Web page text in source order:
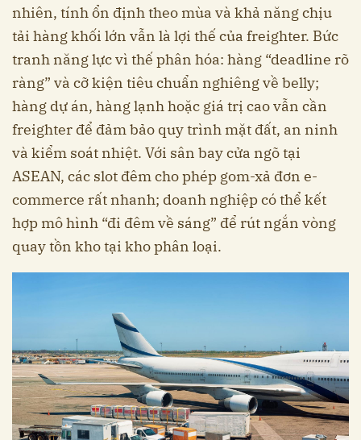
nhiên, tính ổn định theo mùa và khả năng chịu
tải hàng khối lớn vẫn là lợi thế của freighter. Bức
tranh năng lực vì thế phân hóa: hàng “deadline rõ
ràng” và cỡ kiện tiêu chuẩn nghiêng về belly;
hàng dự án, hàng lạnh hoặc giá trị cao vẫn cần
freighter để đảm bảo quy trình mặt đất, an ninh
và kiểm soát nhiệt. Với sân bay cửa ngõ tại
ASEAN, các slot đêm cho phép gom-xả đơn e-
commerce rất nhanh; doanh nghiệp có thể kết
hợp mô hình “đi đêm về sáng” để rút ngắn vòng
quay tồn kho tại kho phân loại.